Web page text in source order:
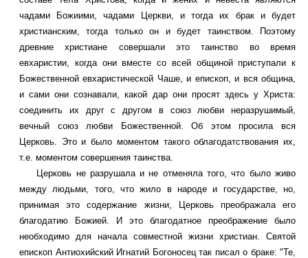
чадами Божиими, чадами Церкви, и тогда их брак и будет
христианским, тогда только он и будет таинством. Поэтому
древние христиане совершали это таинство во время
евхаристии, когда они вместе со всей общиной приступали к
Божественной евхаристической Чаше, и епископ, и вся община,
и сами они сознавали, какой дар они просят здесь у Христа:
соединить их друг с другом в союз любви неразрушимый,
вечный союз любви Божественной. Об этом просила вся
Церковь. Это и было моментом такого облагодатствования их,
т.е. моментом совершения таинства.
Церковь не разрушала и не отменяла того, что было живо
между людьми, того, что жило в народе и государстве, но,
принимая это содержание жизни, Церковь преображала его
благодатию Божией. И это благодатное преображение было
необходимо для начала совместной жизни христиан. Святой
епископ Антиохийский Игнатий Богоносец так писал о браке: "Те,